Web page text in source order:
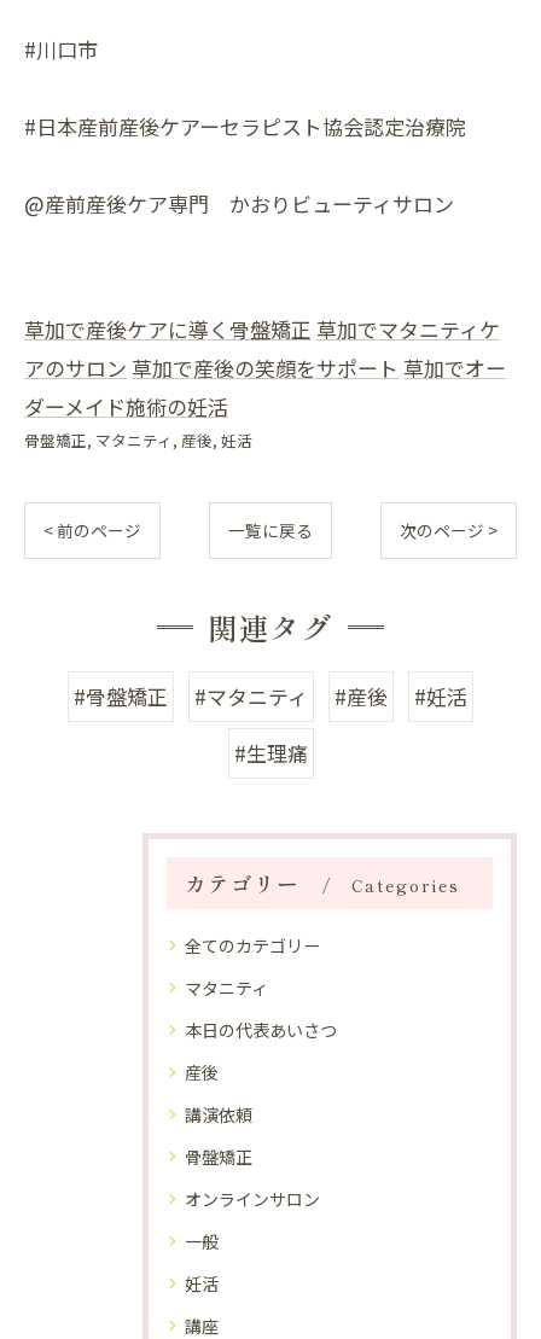
#川口市
#日本産前産後ケアーセラピスト協会認定治療院
@産前産後ケア専門 かおりビューティサロン
草加で産後ケアに導く骨盤矯正 草加でマタニティケ
アのサロン 草加で産後の笑顔をサポート 草加でオー
ダーメイド施術の妊活
骨盤矯正 マタニティ 産後 妊活
< 前のページ 一覧に戻る 次のページ >
関連タグ
#骨盤矯正 #マタニティ #産後
#妊活
#生理痛
カテゴリー Categories
全てのカテゴリー
マタニティ
本日の代表あいさつ
産後
講演依頼
骨盤矯正
オンラインサロン
一般
妊活
講座